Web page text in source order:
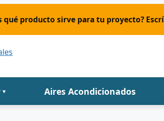
qué producto sirve para tu proyecto?
▼ Aires Acondicionados